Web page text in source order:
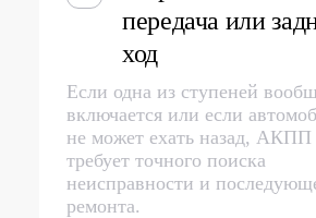
передача или
ход
Если одна из ступеней
включается или если
не может ехать назад, АКПП
требует точного поиска
неисправности и
ремонта.